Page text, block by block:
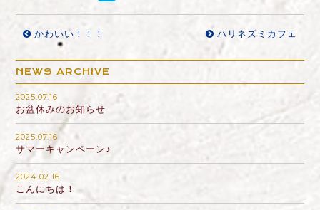
かわいい！！！ ハリネズミカフェ
NEWS ARCHIVE
2025.07.16
お盆休みのお知らせ
2025.07.16
サマーキャンペーン♪
2024.02.16
こんにちは！